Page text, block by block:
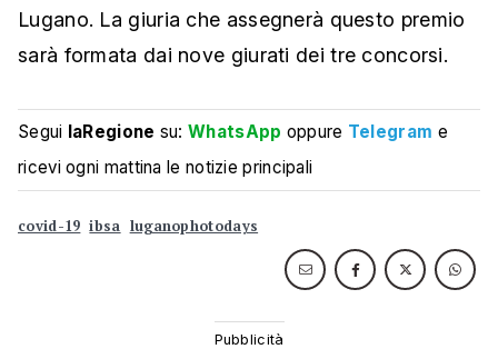
Lugano. La giuria che assegnerà questo premio
sarà formata dai nove giurati dei tre concorsi.
Segui laRegione su:WhatsApp oppure Telegram e
ricevi ogni mattina le notizie principali
covid-19 ibsa luganophotodays